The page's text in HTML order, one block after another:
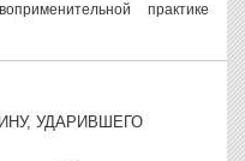
практике
УДАРИВШЕГО